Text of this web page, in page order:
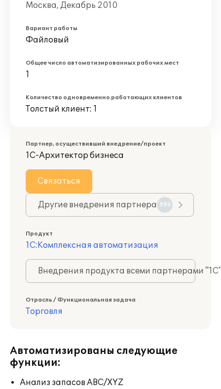
Москва, Декабрь 2010
Вариант работы
Файловый
Общее число автоматизированных рабочих мест
1
Количество одновременно работающих клиентов
Толстый клиент: 1
Партнер, осуществивший внедрение/проект
1С-Архитектор бизнеса
Связаться
Другие внедрения партнера 593
Продукт
1С:Комплексная автоматизация
Внедрения продукта всеми партнерами
Отрасль / Функциональная задача
Торговля
Автоматизированы следующие
функции:
Анализ запасов ABC/XYZ